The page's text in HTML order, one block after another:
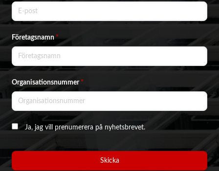
Företagsnamn*
Organisationsnummer *
Ja, jag vill prenumerera på nyhetsbrevet.
Skicka